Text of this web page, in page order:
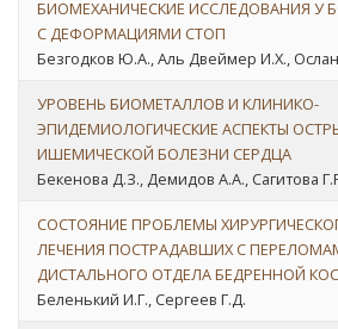
БИОМЕХАНИЧЕСКИЕ ИССЛЕДОВАНИЯ У
С ДЕФОРМАЦИЯМИ СТОП
Безгодков Ю.А., Аль Двеймер И.Х.,
УРОВЕНЬ БИОМЕТАЛЛОВ И КЛИНИКО-
ЭПИДЕМИОЛОГИЧЕСКИЕ АСПЕКТЫ
ИШЕМИЧЕСКОЙ БОЛЕЗНИ СЕРДЦА
Бекенова Д.З., Демидов А.А., Сагитова
СОСТОЯНИЕ ПРОБЛЕМЫ
ЛЕЧЕНИЯ ПОСТРАДАВШИХ С
ДИСТАЛЬНОГО ОТДЕЛА БЕДРЕННОЙ
Беленький И.Г., Сергеев Г.Д.